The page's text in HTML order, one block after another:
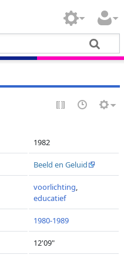
1982
Beeld en Geluid
voorlichting,
educatief
1980-1989
12'09"